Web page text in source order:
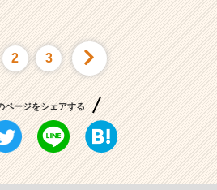
2 3
ページをシェアする